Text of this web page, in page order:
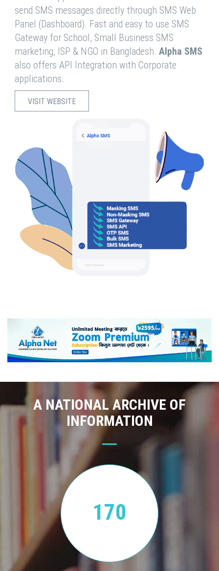
send SMS messages directly through SMS Web
Panel (Dashboard). Fast and easy to use SMS
Gateway for School, Small Business SMS
marketing, ISP & NGO in Bangladesh. Alpha SMS
also offers API Integration with Corporate
applications.
VISIT WEBSITE
A NATIONAL ARCHIVE OF
INFORMATION
170